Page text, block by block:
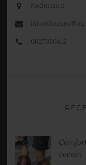
Nederland
0627380412
voeten